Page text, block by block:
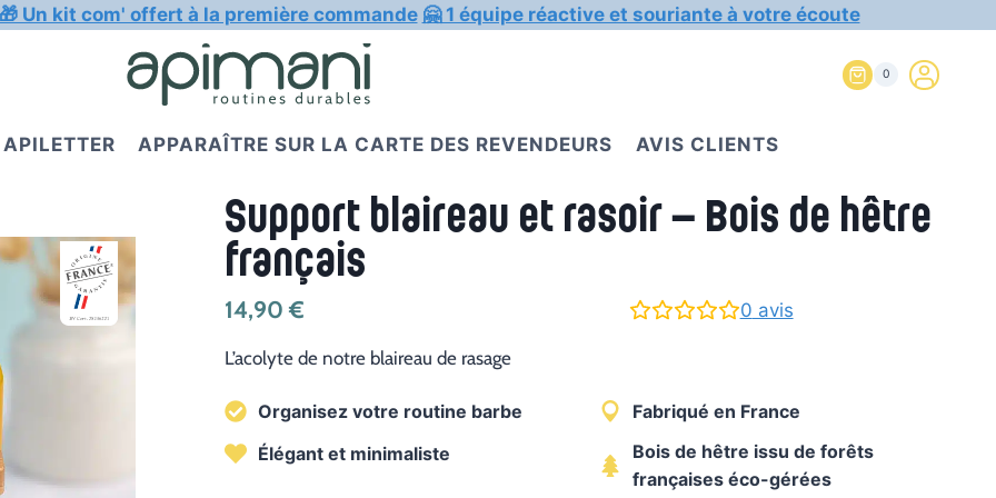
🎁 Un kit com' offert à la première commande 🤗 1 équipe réactive et souriante à votre écoute
0
APILETTER APPARAÎTRE SUR LA CARTE DES REVENDEURS AVIS CLIENTS
Support blaireau et rasoir – Bois de hêtre
français
14,90 € 0 avis
L’acolyte de notre blaireau de rasage
Organisez votre routine barbe
Élégant et minimaliste
Fabriqué en France
Bois de hêtre issu de forêts
françaises éco-gérées